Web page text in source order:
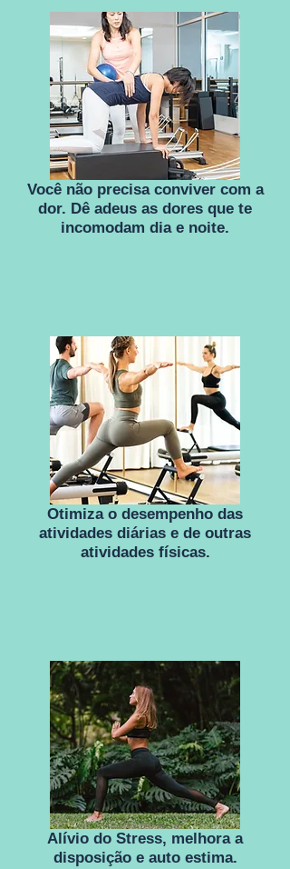
Você não precisa conviver com a
dor. Dê adeus as dores que te
incomodam dia e noite.
Otimiza o desempenho das
atividades diárias e de outras
atividades físicas.
Alívio do Stress, melhora a
disposição e auto estima.